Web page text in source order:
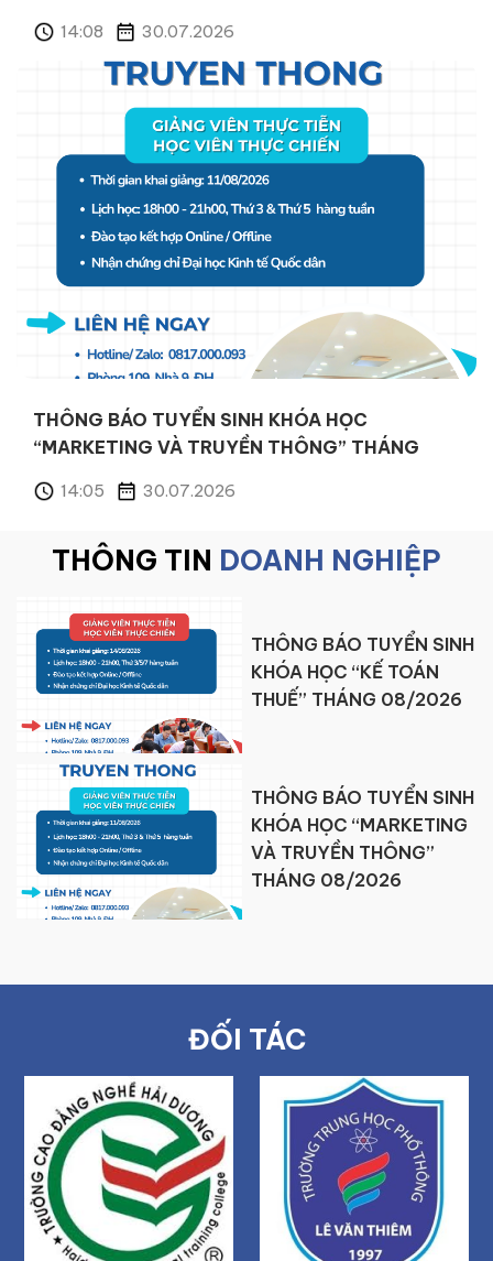
14:01 30.07.2026
THÔNG BÁO TUYỂN SINH KHÓA HỌC
“MARKETING VÀ TRUYỀN THÔNG” THÁNG
14:54 27.07.2026
THÔNG TIN DOANH NGHIỆP
THÔNG BÁO TUYỂN SINH
KHÓA HỌC “MARKETING
VÀ BÁN HÀNG” THÁNG
08/2026
THÔNG BÁO TUYỂN SINH
KHÓA HỌC “MARKETING
VÀ TRUYỀN THÔNG”
THÁNG 08/2026
ĐỐI TÁC